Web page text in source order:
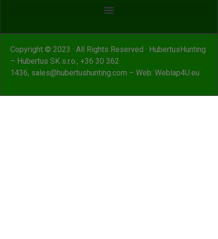
Copyright © 2023 · All Rights Reserved · HubertusHunting
– Hubertus SK s.r.o., +36 30 362
1436, sales@hubertushunting.com – Web: Weblap4U.eu